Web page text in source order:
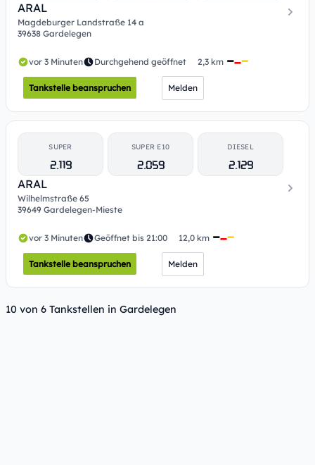
ARAL
Magdeburger Landstraße 14 a
39638 Gardelegen
vor 3 Minuten Durchgehend geöffnet 2,3 km
Tankstelle beanspruchen Melden
SUPER
2.119
SUPER E10
2.059
DIESEL
2.129
ARAL
Wilhelmstraße 65
39649 Gardelegen-Mieste
vor 3 Minuten Geöffnet bis 21:00 12,0 km
Tankstelle beanspruchen Melden
10 von 6 Tankstellen in Gardelegen